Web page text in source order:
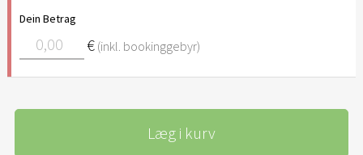
Dein Betrag
€ (inkl. bookinggebyr)
Læg i kurv